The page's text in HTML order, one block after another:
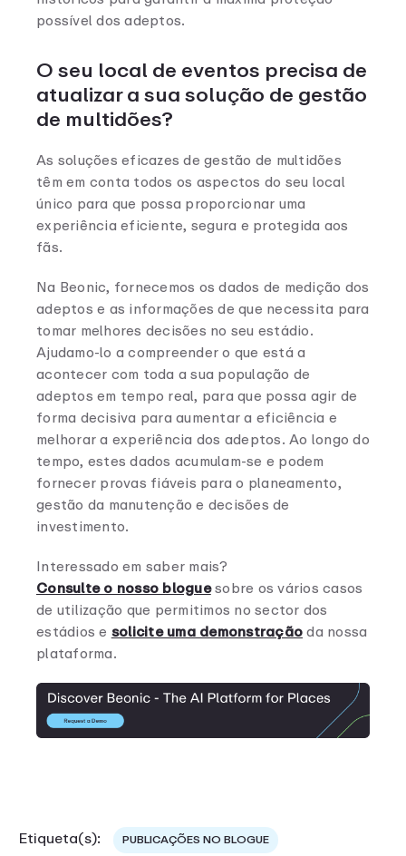
possível dos adeptos.
O seu local de eventos precisa de
atualizar a sua solução de gestão
de multidões?
As soluções eficazes de gestão de multidões
têm em conta todos os aspectos do seu local
único para que possa proporcionar uma
experiência eficiente, segura e protegida aos
fãs.
Na Beonic, fornecemos os dados de medição dos
adeptos e as informações de que necessita para
tomar melhores decisões no seu estádio.
Ajudamo-lo a compreender o que está a
acontecer com toda a sua população de
adeptos em tempo real, para que possa agir de
forma decisiva para aumentar a eficiência e
melhorar a experiência dos adeptos. Ao longo do
tempo, estes dados acumulam-se e podem
fornecer provas fiáveis para o planeamento,
gestão da manutenção e decisões de
investimento.
Interessado em saber mais?
Consulte o nosso bloguesobre os vários casos
de utilização que permitimos no sector dos
estádios e solicite uma demonstraçãoda nossa
plataforma.
Etiqueta(s):
PUBLICAÇÕES NO BLOGUE